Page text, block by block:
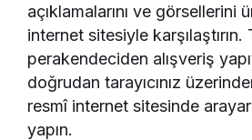
açıklamalarını ve görsellerini
internet sitesiyle karşılaştırın.
perakendeciden alışveriş
doğrudan tarayıcınız
resmî internet sitesinde
yapın.